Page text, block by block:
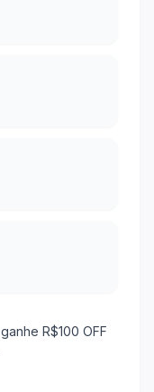
R$100 OFF